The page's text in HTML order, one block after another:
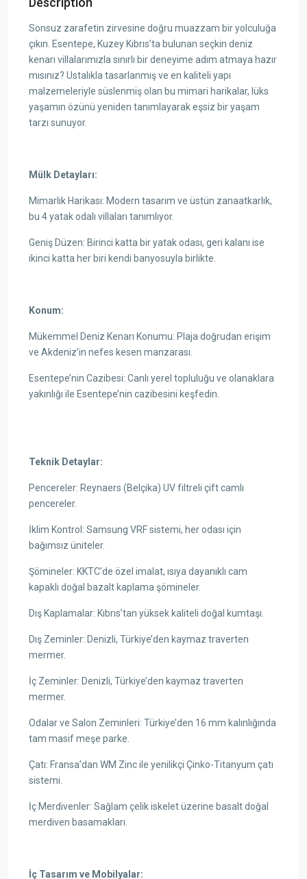
Sonsuz zarafetin zirvesine doğru muazzam bir yolculuğa
çıkın. Esentepe, Kuzey Kıbrıs’ta bulunan seçkin deniz
kenarı villalarımızla sınırlı bir deneyime adım atmaya hazır
mısınız? Ustalıkla tasarlanmış ve en kaliteli yapı
malzemeleriyle süslenmiş olan bu mimari harikalar, lüks
yaşamın özünü yeniden tanımlayarak eşsiz bir yaşam
tarzı sunuyor.
Mülk Detayları:
Mimarlık Harikası: Modern tasarım ve üstün zanaatkarlık,
bu 4 yatak odalı villaları tanımlıyor.
Geniş Düzen: Birinci katta bir yatak odası, geri kalanı ise
ikinci katta her biri kendi banyosuyla birlikte.
Konum:
Mükemmel Deniz Kenarı Konumu: Plaja doğrudan erişim
ve Akdeniz’in nefes kesen manzarası.
Esentepe’nin Cazibesi: Canlı yerel topluluğu ve olanaklara
yakınlığı ile Esentepe’nin cazibesini keşfedin.
Teknik Detaylar:
Pencereler: Reynaers (Belçika) UV filtreli çift camlı
pencereler.
İklim Kontrol: Samsung VRF sistemi, her odası için
bağımsız üniteler.
Şömineler: KKTC’de özel imalat, ısıya dayanıklı cam
kapaklı doğal bazalt kaplama şömineler.
Dış Kaplamalar: Kıbrıs’tan yüksek kaliteli doğal kumtaşı.
Dış Zeminler: Denizli, Türkiye’den kaymaz traverten
mermer.
İç Zeminler: Denizli, Türkiye’den kaymaz traverten
mermer.
Odalar ve Salon Zeminleri: Türkiye’den 16 mm kalınlığında
tam masif meşe parke.
Çatı: Fransa’dan WM Zinc ile yenilikçi Çinko-Titanyum çatı
sistemi.
İç Merdivenler: Sağlam çelik iskelet üzerine basalt doğal
merdiven basamakları.
İç Tasarım ve Mobilyalar: